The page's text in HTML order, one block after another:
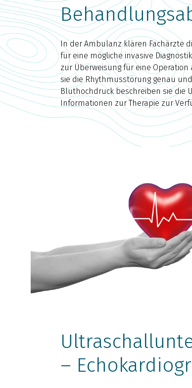
In der Ambulanz klären Fachärzte
für eine mögliche invasive
zur Überweisung für eine
sie die Rhythmusstörung genau
Bluthochdruck beschreiben sie die
Informationen zur Therapie zur
–